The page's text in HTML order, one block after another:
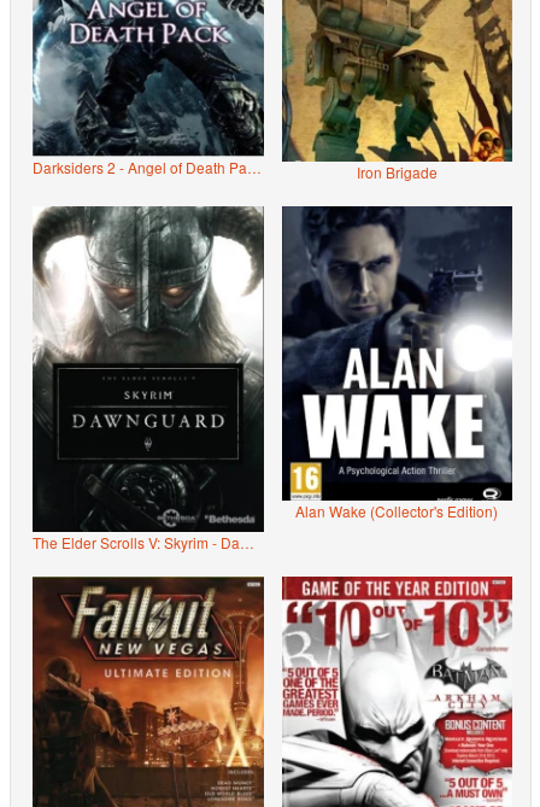
Darksiders 2 - Angel of Death Pack (DLC) Iron Brigade
The Elder Scrolls V: Skyrim - Dawnguard
Alan Wake (Collector's Edition)